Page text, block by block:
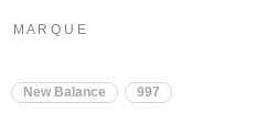
M A R Q U E
New Balance 997